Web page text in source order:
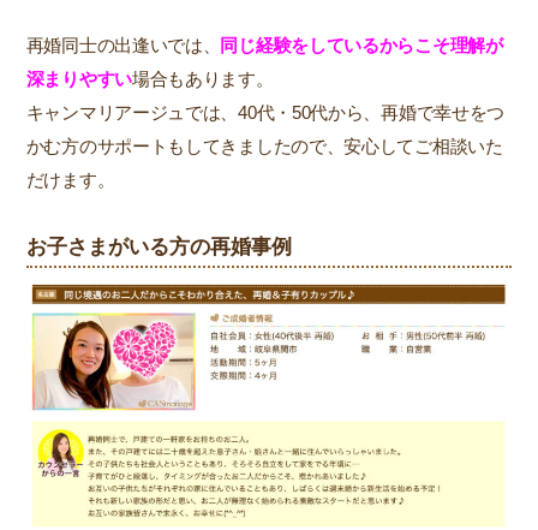
再婚同士の出逢いでは、
同じ経験をしているからこそ理解が
深まりやすい場合もあります。
キャンマリアージュでは、40代・50代から、再婚で幸せをつ
かむ方のサポートもしてきましたので、安心してご相談いた
だけます。
お子さまがいる方の再婚事例